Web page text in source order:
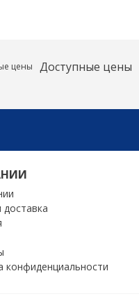
Доступные цены
конфиденциальности